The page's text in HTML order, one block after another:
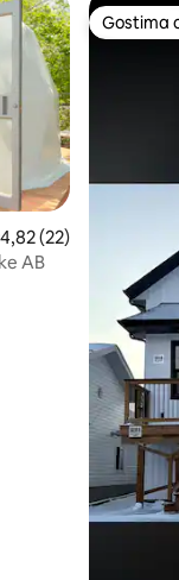
ocena 4,82
4,82 (22)
AB
Gostima
Gostima